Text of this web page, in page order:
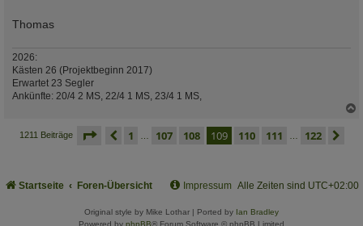
Thomas
2026:
Kästen 26 (Projektbeginn 2017)
Erwartet 23 Segler
Ankünfte: 20/4 2 MS, 22/4 1 MS, 23/4 1 MS,
n
1211 Beiträge seite 109 von 122
vorherige
1 107 108 109 110 111 122
Startseite Foren-Übersicht Alle Zeiten sind UTC+02:00
Impressum
Original style by Mike Lothar | Ported by Ian Bradley
Powered by phpBB® Forum Software © phpBB Limited